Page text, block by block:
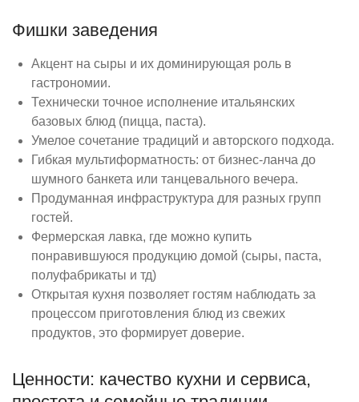
Фишки заведения
Акцент на сыры и их доминирующая роль в
гастрономии.
Технически точное исполнение итальянских
базовых блюд (пицца, паста).
Умелое сочетание традиций и авторского подхода.
Гибкая мультиформатность: от бизнес-ланча до
шумного банкета или танцевального вечера.
Продуманная инфраструктура для разных групп
гостей.
Фермерская лавка, где можно купить
понравившуюся продукцию домой (сыры, паста,
полуфабрикаты и тд)
Открытая кухня позволяет гостям наблюдать за
процессом приготовления блюд из свежих
продуктов, это формирует доверие.
Ценности: качество кухни и сервиса,